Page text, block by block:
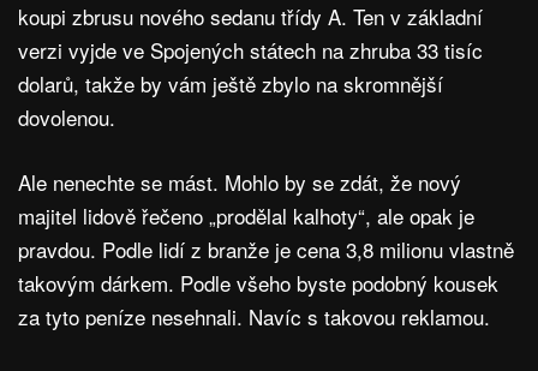
koupi zbrusu nového sedanu třídy A. Ten v základní
verzi vyjde ve Spojených státech na zhruba 33 tisíc
dolarů, takže by vám ještě zbylo na skromnější
dovolenou.
Ale nenechte se mást. Mohlo by se zdát, že nový
majitel lidově řečeno „prodělal kalhoty“, ale opak je
pravdou. Podle lidí z branže je cena 3,8 milionu vlastně
takovým dárkem. Podle všeho byste podobný kousek
za tyto peníze nesehnali. Navíc s takovou reklamou.